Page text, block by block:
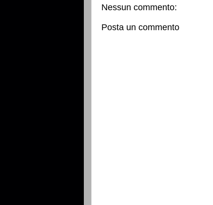
Nessun commento:
Posta un commento